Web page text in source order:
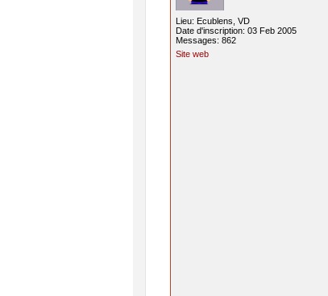
Lieu: Ecublens, VD
Date d'inscription: 03 Feb 2005
Messages: 862
Site web